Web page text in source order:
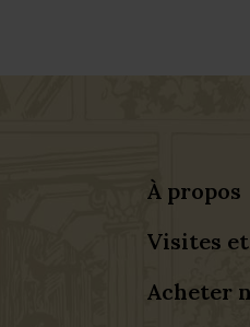
À propos
Visites
Acheter